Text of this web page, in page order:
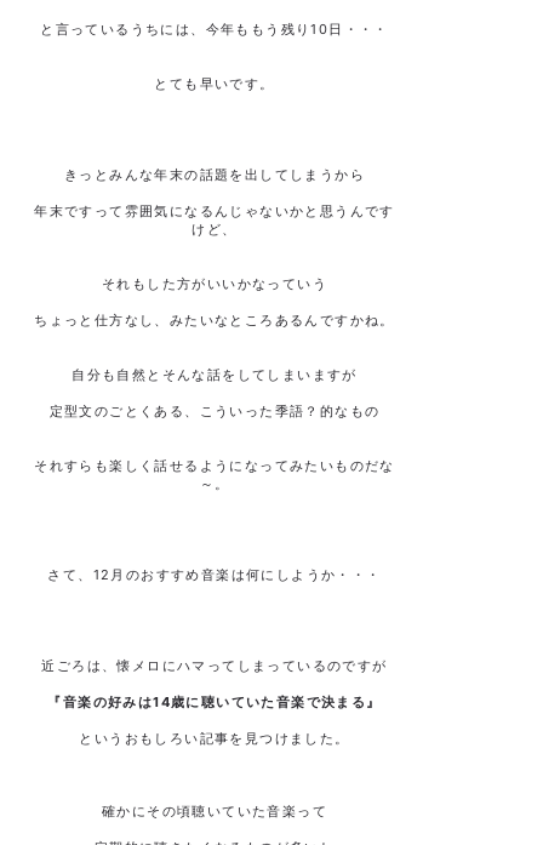
と言っているうちには、今年ももう残り10日・・・
とても早いです。
きっとみんな年末の話題を出してしまうから
年末ですって雰囲気になるんじゃないかと思うんです
けど、
それもした方がいいかなっていう
ちょっと仕方なし、みたいなところあるんですかね。
自分も自然とそんな話をしてしまいますが
定型文のごとくある、こういった季語？的なもの
それすらも楽しく話せるようになってみたいものだな
～。
さて、12月のおすすめ音楽は何にしようか・・・
近ごろは、懐メロにハマってしまっているのですが
『音楽の好みは14歳に聴いていた音楽で決まる』
というおもしろい記事を見つけました。
確かにその頃聴いていた音楽って